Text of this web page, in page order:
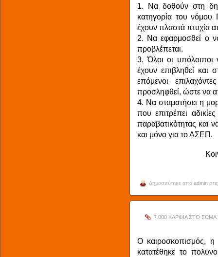
1. Να δοθούν στη
κατηγορία του
έχουν πλαστά πτυχία
2. Να εφαρμοσθεί ο
προβλέπεται.
3. Όλοι οι υπόλοιποι
έχουν επιβληθεί
επόμενοι
προσληφθεί, ώστε να
4. Να σταματήσει η
που επιτρέπει
παραβατικότητας και
και μόνο για το ΑΣΕΠ.
Δημοσιεύτηκε από admin
7.000 ΚΑΡΦΙΑ ΣΤΟ
Ο καιροσκοπισμός, η
κατατέθηκε το